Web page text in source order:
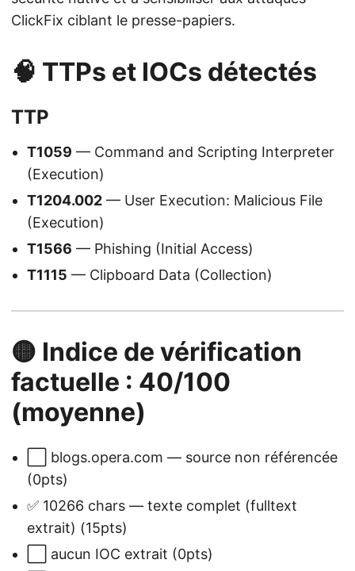
ClickFix ciblant le presse-papiers.
🧠 TTPs et IOCs détectés
TTP
T1059 — Command and Scripting Interpreter
(Execution)
T1204.002 — User Execution: Malicious File
(Execution)
T1566 — Phishing (Initial Access)
T1115 — Clipboard Data (Collection)
🟡 Indice de vérification
factuelle : 40/100
(moyenne)
⬜ blogs.opera.com — source non référencée
(0pts)
✅ 10266 chars — texte complet (fulltext
extrait) (15pts)
⬜ aucun IOC extrait (0pts)